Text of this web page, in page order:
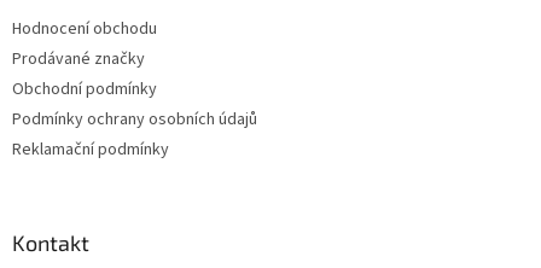
Hodnocení obchodu
Prodávané značky
Obchodní podmínky
Podmínky ochrany osobních údajů
Reklamační podmínky
Kontakt